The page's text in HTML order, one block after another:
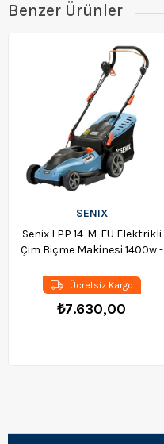
Benzer Ürünler
SENIX
Senix LPP 14-M-EU Elektrikli
Çim Biçme Makinesi 1400w -
₺7.630,00
Ücretsiz Kargo